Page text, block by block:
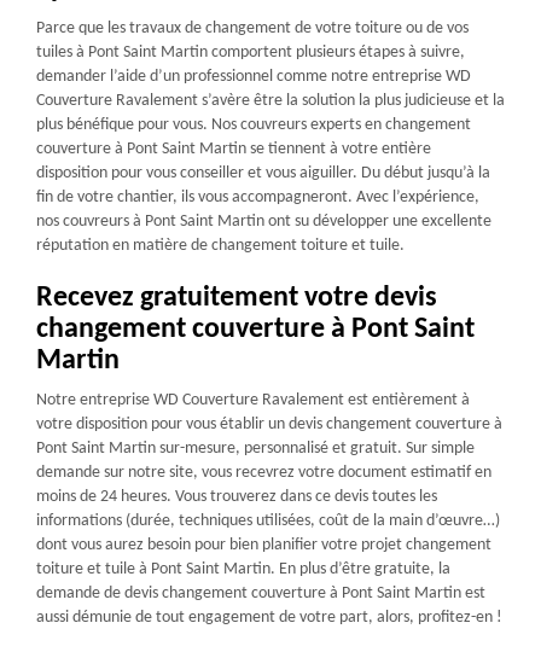
Parce que les travaux de changement de votre toiture ou de vos
tuiles à Pont Saint Martin comportent plusieurs étapes à suivre,
demander l’aide d’un professionnel comme notre entreprise WD
Couverture Ravalement s’avère être la solution la plus judicieuse et la
plus bénéfique pour vous. Nos couvreurs experts en changement
couverture à Pont Saint Martin se tiennent à votre entière
disposition pour vous conseiller et vous aiguiller. Du début jusqu’à la
fin de votre chantier, ils vous accompagneront. Avec l’expérience,
nos couvreurs à Pont Saint Martin ont su développer une excellente
réputation en matière de changement toiture et tuile.
Recevez gratuitement votre devis
changement couverture à Pont Saint
Martin
Notre entreprise WD Couverture Ravalement est entièrement à
votre disposition pour vous établir un devis changement couverture à
Pont Saint Martin sur-mesure, personnalisé et gratuit. Sur simple
demande sur notre site, vous recevrez votre document estimatif en
moins de 24 heures. Vous trouverez dans ce devis toutes les
informations (durée, techniques utilisées, coût de la main d’œuvre…)
dont vous aurez besoin pour bien planifier votre projet changement
toiture et tuile à Pont Saint Martin. En plus d’être gratuite, la
demande de devis changement couverture à Pont Saint Martin est
aussi démunie de tout engagement de votre part, alors, profitez-en !